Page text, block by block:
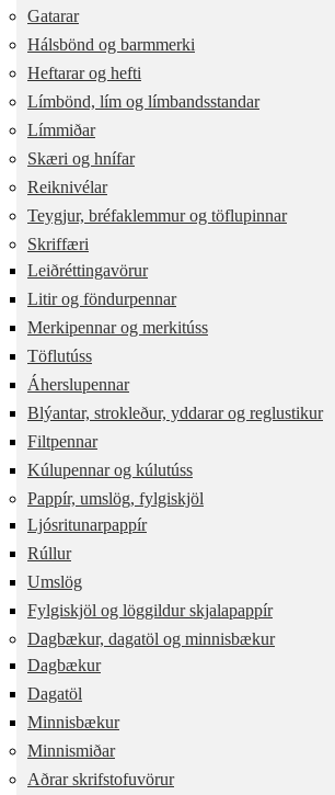
Gatarar
Hálsbönd og barmmerki
Heftarar og hefti
Límbönd, lím og límbandsstandar
Límmiðar
Skæri og hnífar
Reiknivélar
Teygjur, bréfaklemmur og töflupinnar
Skriffæri
Leiðréttingavörur
Litir og föndurpennar
Merkipennar og merkitúss
Töflutúss
Áherslupennar
Blýantar, strokleður, yddarar og reglustikur
Filtpennar
Kúlupennar og kúlutúss
Pappír, umslög, fylgiskjöl
Ljósritunarpappír
Rúllur
Umslög
Fylgiskjöl og löggildur skjalapappír
Dagbækur, dagatöl og minnisbækur
Dagbækur
Dagatöl
Minnisbækur
Minnismiðar
Aðrar skrifstofuvörur